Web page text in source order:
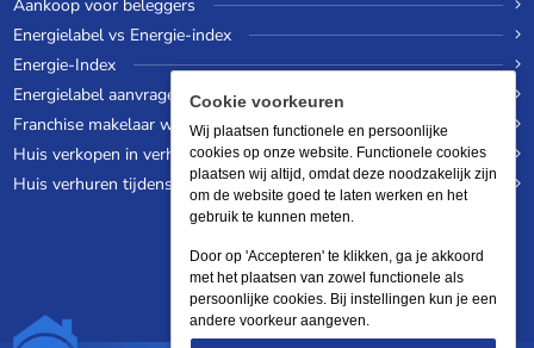
Aankoop voor beleggers
Energielabel vs Energie-index
Energie-Index
Energielabel aanvragen
Franchise makelaar worden
Huis verkopen in verhuurde staat
Huis verhuren tijdens een wereldreis
Cookie voorkeuren
Wij plaatsen functionele en persoonlijke
cookies op onze website. Functionele cookies
plaatsen wij altijd, omdat deze noodzakelijk zijn
om de website goed te laten werken en het
gebruik te kunnen meten.
Door op 'Accepteren' te klikken, ga je akkoord
met het plaatsen van zowel functionele als
persoonlijke cookies. Bij instellingen kun je een
andere voorkeur aangeven.